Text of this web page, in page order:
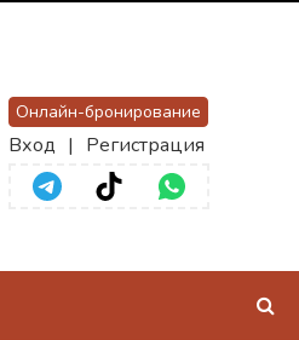
Онлайн-бронирование
Вход | Регистрация